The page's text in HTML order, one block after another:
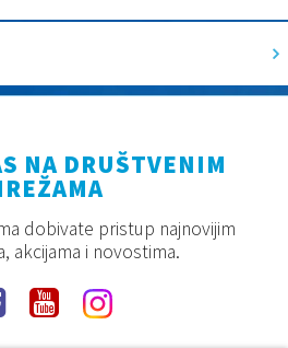
NA DRUŠTVENIM
dobivate pristup najnovijim
akcijama i novostima.